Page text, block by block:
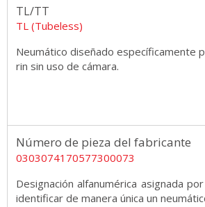
TL/TT
TL (Tubeless)
Neumático diseñado específicamente
rin sin uso de cámara.
Número de pieza del fabricante
0303074170577300073
Designación alfanumérica asignada
identificar de manera única un